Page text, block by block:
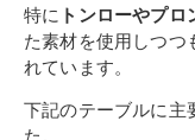
特に トンローやプロ
た素材を使用しつつ
れています。
下記のテーブルに主